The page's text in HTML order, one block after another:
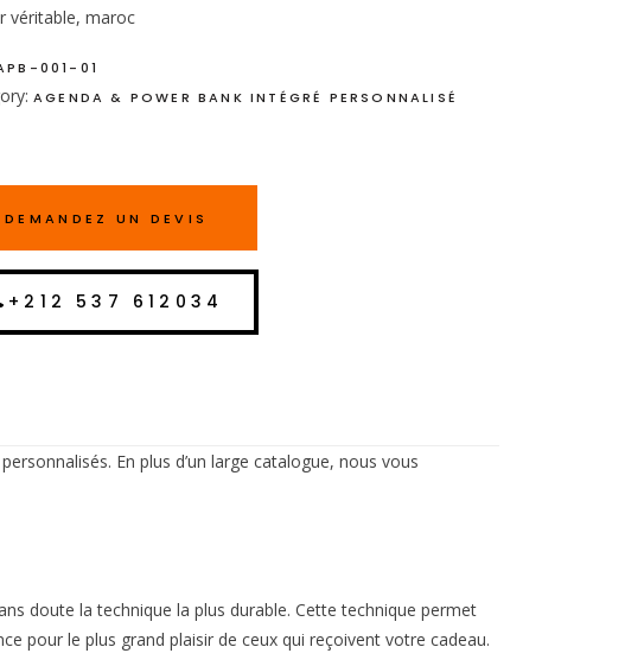
véritable, maroc
001-01
AGENDA & POWER BANK INTÉGRÉ PERSONNALISÉ
DEMANDEZ UN DEVIS
+212 537 612034
En plus d’un large catalogue, nous vous
doute la technique la plus durable. Cette technique permet
pour le plus grand plaisir de ceux qui reçoivent votre cadeau.